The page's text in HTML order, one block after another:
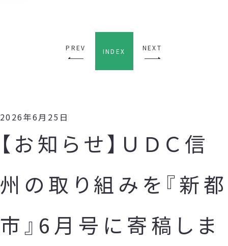
PREV INDEX NEXT
2026年6月25日
【お知らせ】ＵＤＣ信
州の取り組みを『新都
市』6月号に寄稿しま